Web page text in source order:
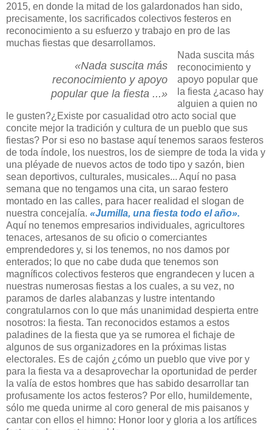
2015, en donde la mitad de los galardonados han sido,
precisamente, los sacrificados colectivos festeros en
reconocimiento a su esfuerzo y trabajo en pro de las
muchas fiestas que desarrollamos.
«Nada suscita más
reconocimiento y apoyo
popular que la fiesta ...»
Nada suscita más
reconocimiento y
apoyo popular que
la fiesta ¿acaso hay
alguien a quien no
le gusten?¿Existe por casualidad otro acto social que
concite mejor la tradición y cultura de un pueblo que sus
fiestas? Por si eso no bastase aquí tenemos saraos festeros
de toda índole, los nuestros, los de siempre de toda la vida y
una pléyade de nuevos actos de todo tipo y sazón, bien
sean deportivos, culturales, musicales... Aquí no pasa
semana que no tengamos una cita, un sarao festero
montado en las calles, para hacer realidad el slogan de
nuestra concejalía. «Jumilla, una fiesta todo el año».
Aquí no tenemos empresarios individuales, agricultores
tenaces, artesanos de su oficio o comerciantes
emprendedores y, si los tenemos, no nos damos por
enterados; lo que no cabe duda que tenemos son
magníficos colectivos festeros que engrandecen y lucen a
nuestras numerosas fiestas a los cuales, a su vez, no
paramos de darles alabanzas y lustre intentando
congratularnos con lo que más unanimidad despierta entre
nosotros: la fiesta. Tan reconocidos estamos a estos
paladines de la fiesta que ya se rumorea el fichaje de
algunos de sus organizadores en la próximas listas
electorales. Es de cajón ¿cómo un pueblo que vive por y
para la fiesta va a desaprovechar la oportunidad de perder
la valía de estos hombres que has sabido desarrollar tan
profusamente los actos festeros? Por ello, humildemente,
sólo me queda unirme al coro general de mis paisanos y
cantar con ellos el himno: Honor loor y gloria a los artífices